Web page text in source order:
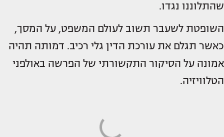
שהתלוננו נגדו.
השופטת לשעבר תשוב לעולם המשפט, על המסך,
כאשר תגלם את עורכת הדין גלי רכיב. דמותה תהיה
אמונה על הסיקור התקשורתי של הפרשה באולפני
הטלוויזיה.